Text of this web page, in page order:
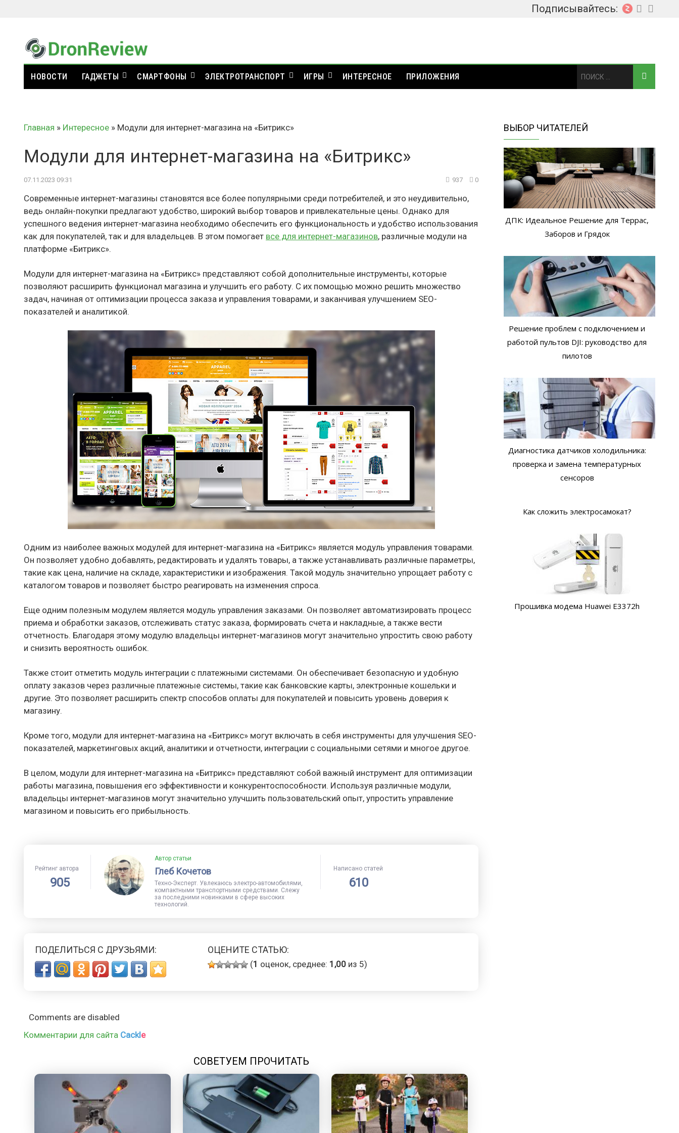
Подписывайтесь:
НОВОСТИ ГАДЖЕТЫ СМАРТФОНЫ ЭЛЕКТРОТРАНСПОРТ ИГРЫ ИНТЕРЕСНОЕ ПРИЛОЖЕНИЯ
Главная » Интересное » Модули для интернет-магазина на «Битрикс»
Модули для интернет-магазина на «Битрикс»
07.11.2023 09:31 937 0
Современные интернет-магазины становятся все более популярными среди потребителей, и это неудивительно,
ведь онлайн-покупки предлагают удобство, широкий выбор товаров и привлекательные цены. Однако для
успешного ведения интернет-магазина необходимо обеспечить его функциональность и удобство использования
как для покупателей, так и для владельцев. В этом помогает все для интернет-магазинов, различные модули на
платформе «Битрикс».
Модули для интернет-магазина на «Битрикс» представляют собой дополнительные инструменты, которые
позволяют расширить функционал магазина и улучшить его работу. С их помощью можно решить множество
задач, начиная от оптимизации процесса заказа и управления товарами, и заканчивая улучшением SEO-
показателей и аналитикой.
Одним из наиболее важных модулей для интернет-магазина на «Битрикс» является модуль управления товарами.
Он позволяет удобно добавлять, редактировать и удалять товары, а также устанавливать различные параметры,
такие как цена, наличие на складе, характеристики и изображения. Такой модуль значительно упрощает работу с
каталогом товаров и позволяет быстро реагировать на изменения спроса.
Еще одним полезным модулем является модуль управления заказами. Он позволяет автоматизировать процесс
приема и обработки заказов, отслеживать статус заказа, формировать счета и накладные, а также вести
отчетность. Благодаря этому модулю владельцы интернет-магазинов могут значительно упростить свою работу
и снизить вероятность ошибок.
Также стоит отметить модуль интеграции с платежными системами. Он обеспечивает безопасную и удобную
оплату заказов через различные платежные системы, такие как банковские карты, электронные кошельки и
другие. Это позволяет расширить спектр способов оплаты для покупателей и повысить уровень доверия к
магазину.
Кроме того, модули для интернет-магазина на «Битрикс» могут включать в себя инструменты для улучшения SEO-
показателей, маркетинговых акций, аналитики и отчетности, интеграции с социальными сетями и многое другое.
В целом, модули для интернет-магазина на «Битрикс» представляют собой важный инструмент для оптимизации
работы магазина, повышения его эффективности и конкурентоспособности. Используя различные модули,
владельцы интернет-магазинов могут значительно улучшить пользовательский опыт, упростить управление
магазином и повысить его прибыльность.
Рейтинг автора
905
Автор статьи
Глеб Кочетов
Техно-Эксперт. Увлекаюсь электро-автомобилями,
компактными транспортными средствами. Слежу
за последними новинками в сфере высоких
технологий.
Написано статей
610
ПОДЕЛИТЬСЯ С ДРУЗЬЯМИ: ОЦЕНИТЕ СТАТЬЮ:
(1 оценок, среднее: 1,00 из 5)
Comments are disabled
Комментарии для сайта Cackle
СОВЕТУЕМ ПРОЧИТАТЬ
ВЫБОР ЧИТАТЕЛЕЙ
ДПК: Идеальное Решение для Террас,
Заборов и Грядок
Решение проблем с подключением и
работой пультов DJI: руководство для
пилотов
Диагностика датчиков холодильника:
проверка и замена температурных
сенсоров
Как сложить электросамокат?
Прошивка модема Huawei E3372h